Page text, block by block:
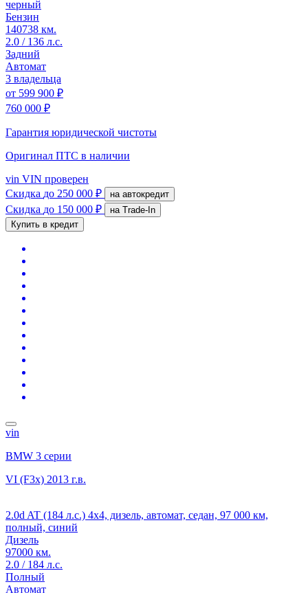
черный
Бензин
140738 км.
2.0 / 136 л.с.
Задний
Автомат
3 владельца
от 599 900 ₽
760 000 ₽
Гарантия юридической чистоты
Оригинал ПТС в наличии
vin VIN проверен
Скидка до 250 000 ₽ на автокредит
Скидка до 150 000 ₽
на Trade-In
Купить в кредит
vin
BMW 3 серии
VI (F3x) 2013 г.в.
2.0d AT (184 л.с.) 4x4, дизель, автомат, седан, 97 000 км,
полный, синий
Дизель
97000 км.
2.0 / 184 л.с.
Полный
Автомат